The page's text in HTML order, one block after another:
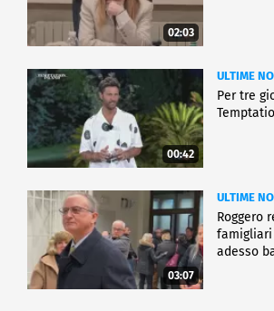
02:03
00:42
ULTIME
Per tre
03:07
ULTIME
Roggero
adesso